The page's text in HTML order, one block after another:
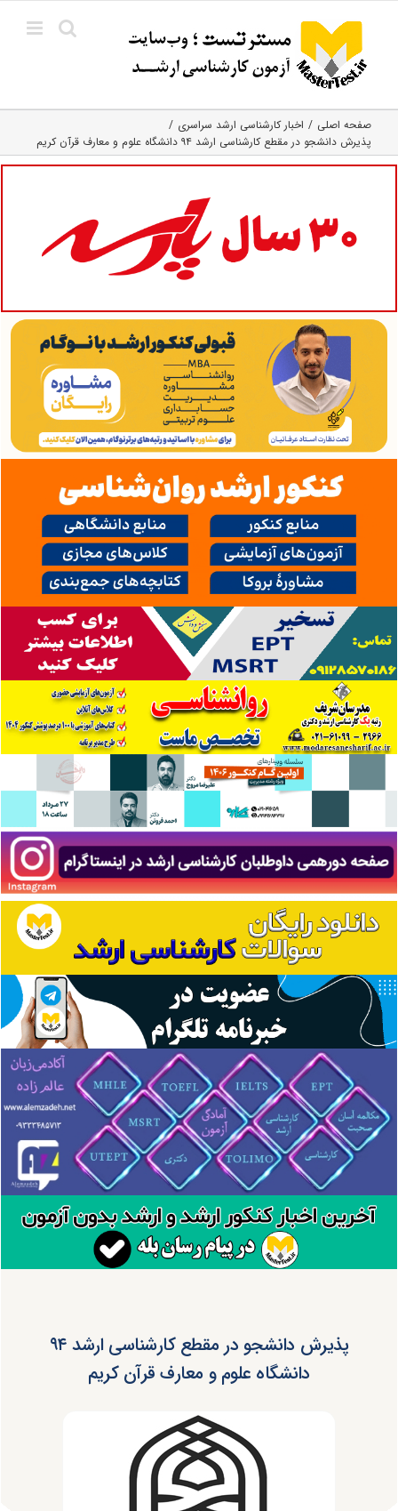
content
صفحه اصلی
اخبار کارشناسی ارشد سراسری
پذیرش دانشجو در مقطع کار‌شناسی ارشد ۹۴ دانشگاه علوم و معارف قرآن کریم
پذیرش دانشجو در مقطع کار‌شناسی ارشد ۹۴
دانشگاه علوم و معارف قرآن کریم